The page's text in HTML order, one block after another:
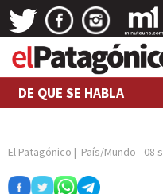
DE QUE SE HABLA
El Patagónico | País/Mundo - 08